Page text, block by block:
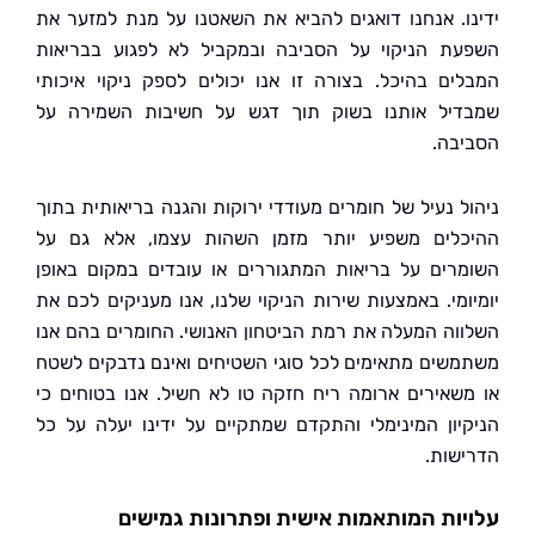
אנחנו דואגים להביא את השאטנו על מנת למזער את
הניקוי על הסביבה ובמקביל לא לפגוע בבריאות
בהיכל. בצורה זו אנו יכולים לספק ניקוי איכותי
אותנו בשוק תוך דגש על חשיבות השמירה על
נעיל של חומרים מעודדי ירוקות והגנה בריאותית בתוך
משפיע יותר מזמן השהות עצמו, אלא גם על
על בריאות המתגוררים או עובדים במקום באופן
באמצעות שירות הניקוי שלנו, אנו מעניקים לכם את
המעלה את רמת הביטחון האנושי. החומרים בהם אנו
מתאימים לכל סוגי השטיחים ואינם נדבקים לשטח
ארומה ריח חזקה טו לא חשיל. אנו בטוחים כי
המינימלי והתקדם שמתקיים על ידינו יעלה על כל
המותאמות אישית ופתרונות גמישים